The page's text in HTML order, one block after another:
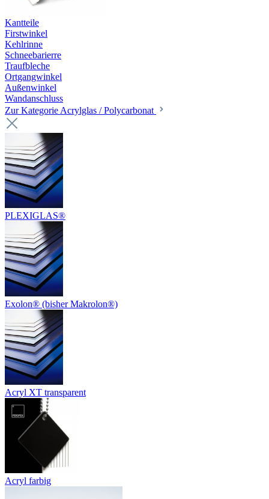
Kantteile
Firstwinkel
Kehlrinne
Schneebarierre
Traufbleche
Ortgangwinkel
Außenwinkel
Wandanschluss
Zur Kategorie Acrylglas / Polycarbonat
PLEXIGLAS®
Exolon® (bisher Makrolon®)
Acryl XT transparent
Acryl farbig